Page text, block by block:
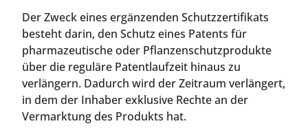
Der Zweck eines ergänzenden Schutzzertifikats
besteht darin, den Schutz eines Patents für
pharmazeutische oder Pflanzenschutzprodukte
über die reguläre Patentlaufzeit hinaus zu
verlängern. Dadurch wird der Zeitraum verlängert,
in dem der Inhaber exklusive Rechte an der
Vermarktung des Produkts hat.